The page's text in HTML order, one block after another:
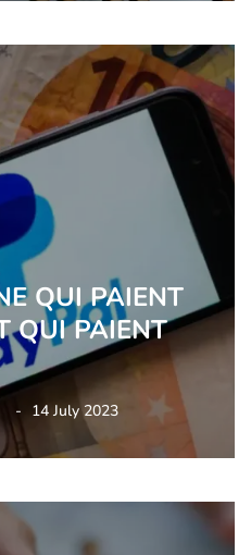
QUI PAIENT
QUI PAIENT
14 July 2023